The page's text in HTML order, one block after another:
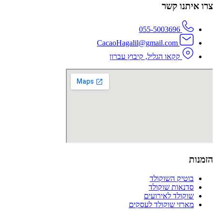
צרו איתנו קשר
055-5003696
CacaoHagalil@gmail.com
קקאו הגליל, קיבוץ עברון
הזמנות
בוטיק השוקולד
סדנאות שוקולד
שוקולד לאירועים
מארזי שוקולד לעסקים